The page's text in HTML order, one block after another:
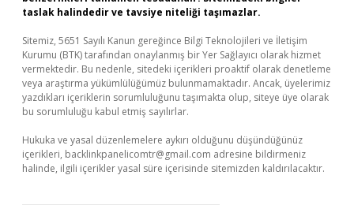
taslak halindedir ve tavsiye niteliği taşımazlar.
Sitemiz, 5651 Sayılı Kanun gereğince Bilgi Teknolojileri ve İletişim
Kurumu (BTK) tarafından onaylanmış bir Yer Sağlayıcı olarak hizmet
vermektedir. Bu nedenle, sitedeki içerikleri proaktif olarak denetleme
veya araştırma yükümlülüğümüz bulunmamaktadır. Ancak, üyelerimiz
yazdıkları içeriklerin sorumluluğunu taşımakta olup, siteye üye olarak
bu sorumluluğu kabul etmiş sayılırlar.
Hukuka ve yasal düzenlemelere aykırı olduğunu düşündüğünüz
içerikleri, backlinkpanelicomtr@gmail.com adresine bildirmeniz
halinde, ilgili içerikler yasal süre içerisinde sitemizden kaldırılacaktır.